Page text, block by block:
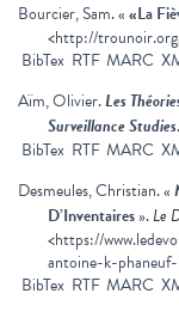
Bourcier, Sam.««La
<http://
BibTex RTF MARC
Aïm, Olivier.Les
Surveillance Studies
BibTex RTF MARC
Desmeules, Christian.«
D’Inventaires».Le
<https://
antoine-k-
BibTex RTF MARC